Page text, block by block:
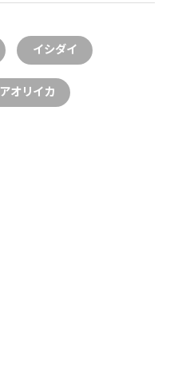
イシダイ
アオリイカ